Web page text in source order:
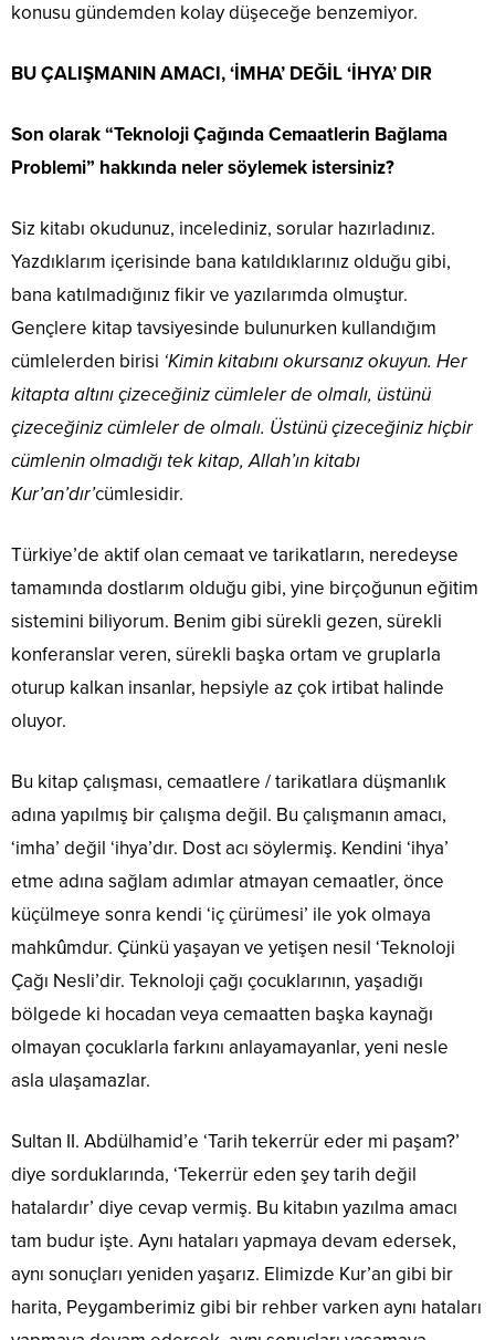
konusu gündemden kolay düşeceğe benzemiyor.
BU ÇALIŞMANIN AMACI, ‘İMHA’ DEĞİL ‘İHYA’ DIR
Son olarak “Teknoloji Çağında Cemaatlerin Bağlama
Problemi” hakkında neler söylemek istersiniz?
Siz kitabı okudunuz, incelediniz, sorular hazırladınız.
Yazdıklarım içerisinde bana katıldıklarınız olduğu gibi,
bana katılmadığınız fikir ve yazılarımda olmuştur.
Gençlere kitap tavsiyesinde bulunurken kullandığım
cümlelerden birisi ‘Kimin kitabını okursanız okuyun. Her
kitapta altını çizeceğiniz cümleler de olmalı, üstünü
çizeceğiniz cümleler de olmalı. Üstünü çizeceğiniz hiçbir
cümlenin olmadığı tek kitap, Allah’ın kitabı
Kur’an’dır’cümlesidir.
Türkiye’de aktif olan cemaat ve tarikatların, neredeyse
tamamında dostlarım olduğu gibi, yine birçoğunun eğitim
sistemini biliyorum. Benim gibi sürekli gezen, sürekli
konferanslar veren, sürekli başka ortam ve gruplarla
oturup kalkan insanlar, hepsiyle az çok irtibat halinde
oluyor.
Bu kitap çalışması, cemaatlere / tarikatlara düşmanlık
adına yapılmış bir çalışma değil. Bu çalışmanın amacı,
‘imha’ değil ‘ihya’dır. Dost acı söylermiş. Kendini ‘ihya’
etme adına sağlam adımlar atmayan cemaatler, önce
küçülmeye sonra kendi ‘iç çürümesi’ ile yok olmaya
mahkûmdur. Çünkü yaşayan ve yetişen nesil ‘Teknoloji
Çağı Nesli’dir. Teknoloji çağı çocuklarının, yaşadığı
bölgede ki hocadan veya cemaatten başka kaynağı
olmayan çocuklarla farkını anlayamayanlar, yeni nesle
asla ulaşamazlar.
Sultan II. Abdülhamid’e ‘Tarih tekerrür eder mi paşam?’
diye sorduklarında, ‘Tekerrür eden şey tarih değil
hatalardır’ diye cevap vermiş. Bu kitabın yazılma amacı
tam budur işte. Aynı hataları yapmaya devam edersek,
aynı sonuçları yeniden yaşarız. Elimizde Kur’an gibi bir
harita, Peygamberimiz gibi bir rehber varken aynı hataları